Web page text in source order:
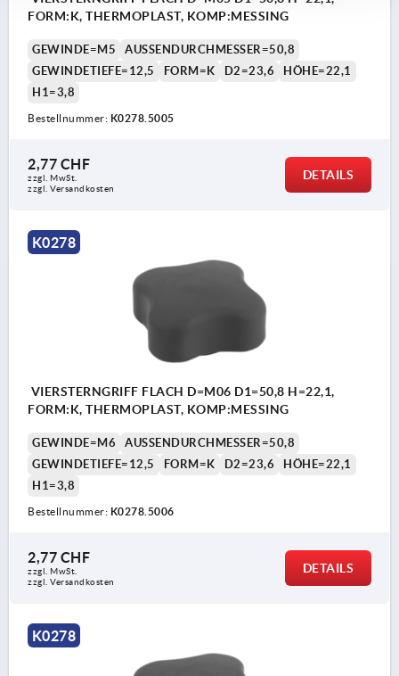
FORM:K, THERMOPLAST, KOMP:MESSING
GEWINDE=M5
AUSSENDURCHMESSER=50,8
GEWINDETIEFE=12,5
FORM=K D2=23,6
HÖHE=22,1
H1=3,8
Bestellnummer: K0278.5005
2,77 CHF
zzgl. MwSt.
zzgl. Versandkosten
DETAILS
K0278
VIERSTERNGRIFF FLACH D=M06 D1=50,8 H=22,1,
FORM:K, THERMOPLAST, KOMP:MESSING
GEWINDE=M6
AUSSENDURCHMESSER=50,8
GEWINDETIEFE=12,5
FORM=K D2=23,6
HÖHE=22,1
H1=3,8
Bestellnummer: K0278.5006
2,77 CHF
zzgl. MwSt.
zzgl. Versandkosten
DETAILS
K0278